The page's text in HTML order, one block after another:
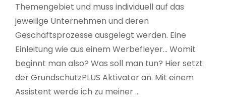
Themengebiet und muss individuell auf das
jeweilige Unternehmen und deren
Geschäftsprozesse ausgelegt werden. Eine
Einleitung wie aus einem Werbefleyer… Womit
beginnt man also? Was soll man tun? Hier setzt
der GrundschutzPLUS Aktivator an. Mit einem
Assistent werde ich zu meiner …